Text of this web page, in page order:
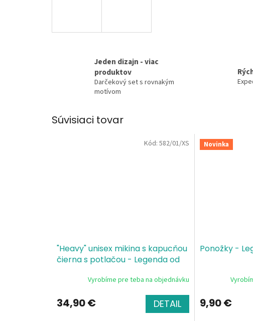
Jeden dizajn - viac
produktov
Darčekový set s rovnakým
motívom
Súvisiaci tovar
"Heavy" unisex mikina s kapucňou
čierna s potlačou - Legenda od
Vyrobíme pre teba na objednávku
34,90 € DETAIL
Kód: 582/01/XS Novinka
Ponožky -
9,90 €